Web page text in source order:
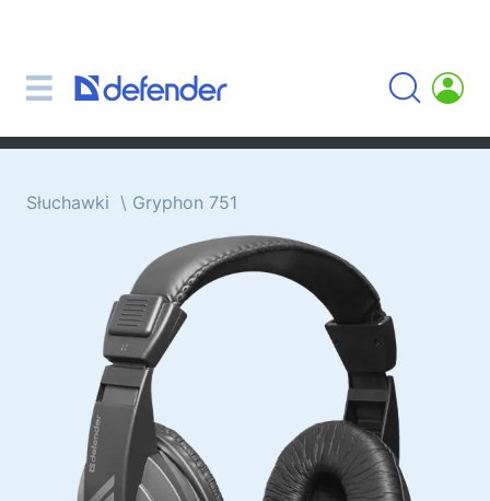
Zestawy (klawiatura + myszki)
Klawiatury
Słuchawki i mikrofony
Mikrofony krawatowe
Mikrofony komputerowe
Bezprzewodowe słuchawki z mikrofonem
Słuchawki z mikrofonem dla urządzeń
przenośnych
Słuchawki z mikrofonem
Słuchawki
Słuchawki Gryphon 751